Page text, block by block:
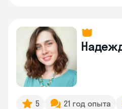
5 21 год опыта